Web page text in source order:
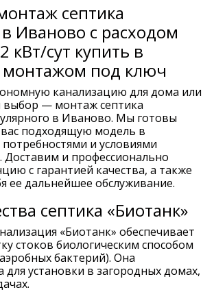
септика
Иваново с расходом
кВт/сут купить в
монтажом под ключ
канализацию для дома или
выбор — монтаж септика
в Иваново. Мы готовы
подходящую модель в
потребностями и условиями
Доставим и профессионально
с гарантией качества, а также
ее дальнейшее обслуживание.
септика «Биотанк»
«Биотанк» обеспечивает
стоков биологическим способом
бактерий). Она
установки в загородных домах,